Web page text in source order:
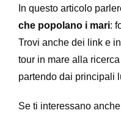
In questo articolo
che popolano i mari:
Trovi anche dei link e
tour in mare alla
partendo dai principali
Se ti interessano